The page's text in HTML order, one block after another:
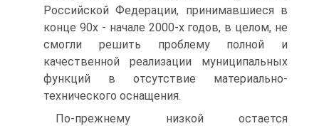
Российской Федерации, принимавшиеся в
конце 90х - начале 2000-х годов, в целом, не
смогли решить проблему полной и
качественной реализации муниципальных
функций в отсутствие материально-
технического оснащения.
По-прежнему низкой остается